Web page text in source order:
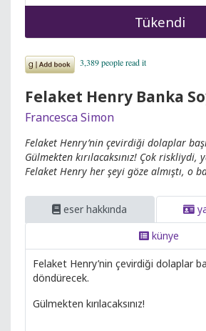
Tükendi
Felaket Henry Banka
Francesca Simon
Felaket Henry’nin çevirdiği dolaplar
Gülmekten kırılacaksınız! Çok
Felaket Henry her şeyi göze almıştı, o
eser hakkında
künye
Felaket Henry’nin çevirdiği dolaplar
döndürecek.
Gülmekten kırılacaksınız!